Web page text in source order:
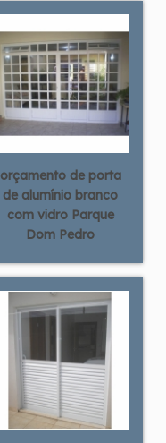
orçamento de porta
de alumínio branco
com vidro Parque
Dom Pedro